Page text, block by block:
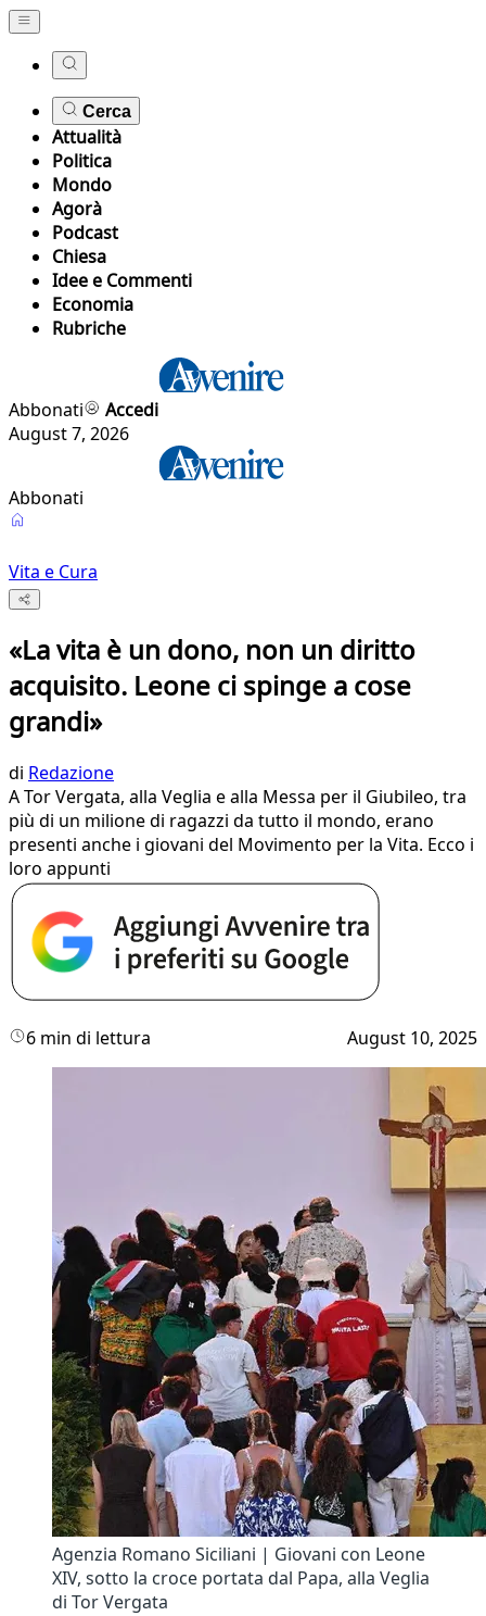
Cerca
Attualità
Politica
Mondo
Agorà
Podcast
Chiesa
Idee e Commenti
Economia
Rubriche
Abbonati
Accedi
August 7, 2026
Abbonati
Vita e Cura
«La vita è un dono, non un diritto
acquisito. Leone ci spinge a cose
grandi»
di Redazione
A Tor Vergata, alla Veglia e alla Messa per il Giubileo, tra
più di un milione di ragazzi da tutto il mondo, erano
presenti anche i giovani del Movimento per la Vita. Ecco i
loro appunti
6 min di lettura August 10, 2025
Agenzia Romano Siciliani | Giovani con Leone
XIV, sotto la croce portata dal Papa, alla Veglia
di Tor Vergata